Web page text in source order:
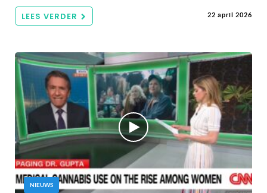
LEES VERDER 22 april 2026
NIEUWS